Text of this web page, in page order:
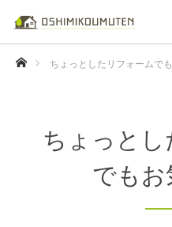
ホームちょっとしたリフォームで
ちょっとし
でもお